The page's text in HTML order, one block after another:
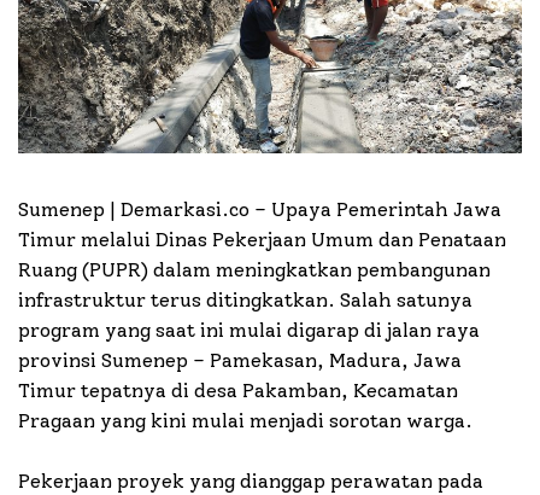
Sumenep | Demarkasi.co – Upaya Pemerintah Jawa
Timur melalui Dinas Pekerjaan Umum dan Penataan
Ruang (PUPR) dalam meningkatkan pembangunan
infrastruktur terus ditingkatkan. Salah satunya
program yang saat ini mulai digarap di jalan raya
provinsi Sumenep – Pamekasan, Madura, Jawa
Timur tepatnya di desa Pakamban, Kecamatan
Pragaan yang kini mulai menjadi sorotan warga.
Pekerjaan proyek yang dianggap perawatan pada